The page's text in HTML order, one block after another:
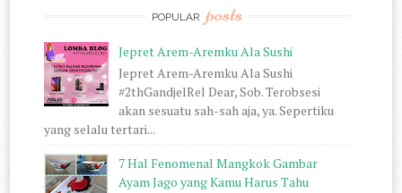
POPULAR posts
Jepret Arem-Aremku Ala Sushi
Jepret Arem-Aremku Ala Sushi
#2thGandjelRel Dear, Sob. Terobsesi
akan sesuatu sah-sah aja, ya. Sepertiku
yang selalu tertari...
7 Hal Fenomenal Mangkok Gambar
Ayam Jago yang Kamu Harus Tahu